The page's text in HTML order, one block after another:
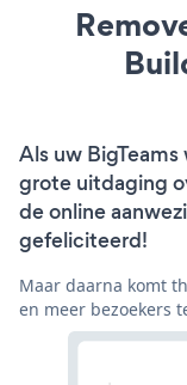
Als uw
grote uitdaging
de online
gefeliciteerd!
Maar daarna komt
en meer bezoekers